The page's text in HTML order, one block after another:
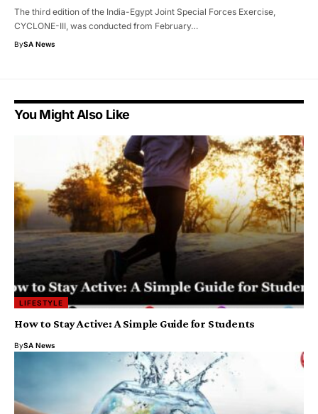
The third edition of the India-Egypt Joint Special Forces Exercise,
CYCLONE-III, was conducted from February…
BySA News
You Might Also Like
LIFESTYLE
How to Stay Active: A Simple Guide for Students
BySA News